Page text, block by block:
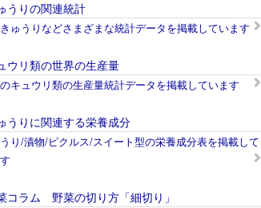
うりの関連統計
ゅうりなどさまざまな統計データを掲載しています
ウリ類の世界の生産量
キュウリ類の生産量統計データを掲載しています
うりに関連する栄養成分
り/漬物/ピクルス/スイート型の栄養成分表を掲載して
コラム 野菜の切り方「細切り」